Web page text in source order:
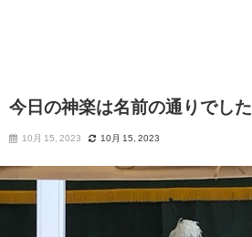
今日の神楽は名前の通りでした
10月 15, 2023 10月 15, 2023